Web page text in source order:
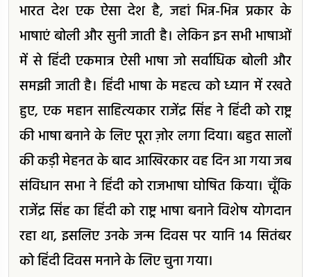
भारत देश एक ऐसा देश है, जहां भिन्न-भिन्न प्रकार के
भाषाएं बोली और सुनी जाती है। लेकिन इन सभी भाषाओं
में से हिंदी एकमात्र ऐसी भाषा जो सर्वाधिक बोली और
समझी जाती है। हिंदी भाषा के महत्व को ध्यान में रखते
हुए, एक महान साहित्यकार राजेंद्र सिंह ने हिंदी को राष्ट्र
की भाषा बनाने के लिए पूरा ज़ोर लगा दिया। बहुत सालों
की कड़ी मेहनत के बाद आखिरकार वह दिन आ गया जब
संविधान सभा ने हिंदी को राजभाषा घोषित किया। चूँकि
राजेंद्र सिंह का हिंदी को राष्ट्र भाषा बनाने विशेष योगदान
रहा था, इसलिए उनके जन्म दिवस पर यानि 14 सितंबर
को हिंदी दिवस मनाने के लिए चुना गया।